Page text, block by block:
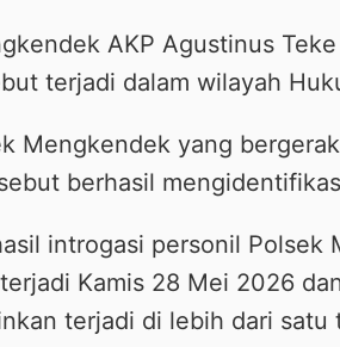
AKP Agustinus
terjadi dalam wilayah
Mengkendek yang
berhasil
introgasi personil Polsek
Kamis 28 Mei 2026
terjadi di lebih dari